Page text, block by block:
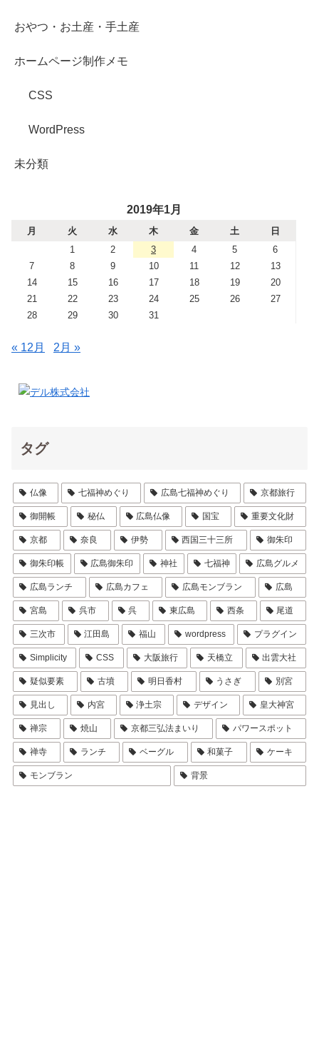
おやつ・お土産・手土産
ホームページ制作メモ
CSS
WordPress
未分類
2019年1月
月 火 水 木 金 土
日
1
2 3 4 5
6
7
8 9 10 11 12
13
14
15 16 17 18 19
20
21
22 23 24 25 26
27
28
29 30 31
« 12月 2月 »
タグ
仏像 七福神めぐり 広島七福神めぐり 京都旅行
御開帳 秘仏 広島仏像 国宝 重要文化財
京都 奈良 伊勢 西国三十三所 御朱印
御朱印帳 広島御朱印 神社 七福神 広島グルメ
広島ランチ 広島カフェ 広島モンブラン 広島
宮島 呉市 呉 東広島 西条 尾道
三次市 江田島 福山 wordpress プラグイン
Simplicity CSS 大阪旅行 天橋立 出雲大社
疑似要素 古墳 明日香村 うさぎ 別宮
見出し 内宮 浄土宗 デザイン 皇大神宮
禅宗 焼山 京都三弘法まいり パワースポット
禅寺 ランチ ベーグル 和菓子 ケーキ
モンブラン 背景